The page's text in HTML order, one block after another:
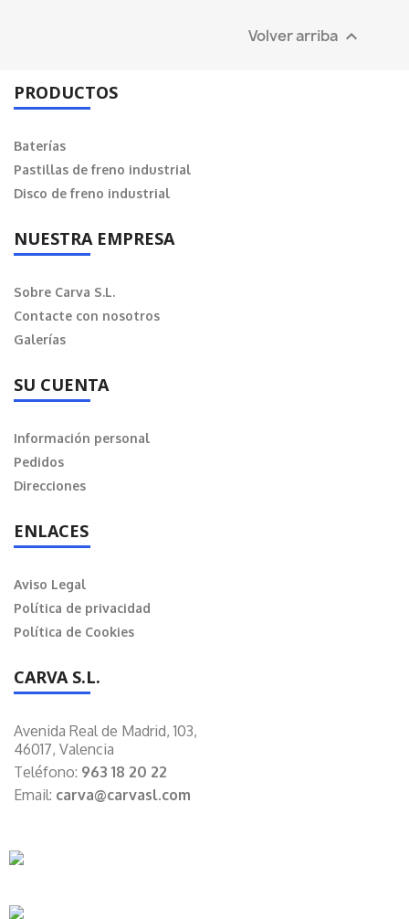
Volver arriba 
PRODUCTOS
Baterías
Pastillas de freno industrial
Disco de freno industrial
NUESTRA EMPRESA
Sobre Carva S.L.
Contacte con nosotros
Galerías
SU CUENTA
Información personal
Pedidos
Direcciones
ENLACES
Aviso Legal
Política de privacidad
Política de Cookies
CARVA S.L.
Avenida Real de Madrid, 103,
46017, Valencia
Teléfono: 963 18 20 22
Email: carva@carvasl.com